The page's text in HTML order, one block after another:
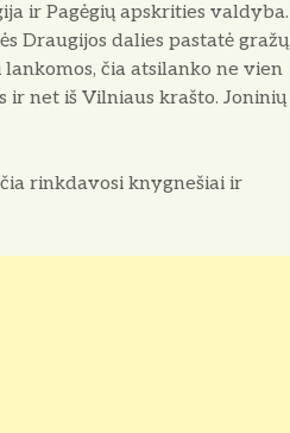
ir Pagėgių apskrities valdyba.
Draugijos dalies pastatė gražų
čia atsilanko ne vien
ir net iš Vilniaus krašto. Joninių
rinkdavosi knygnešiai ir